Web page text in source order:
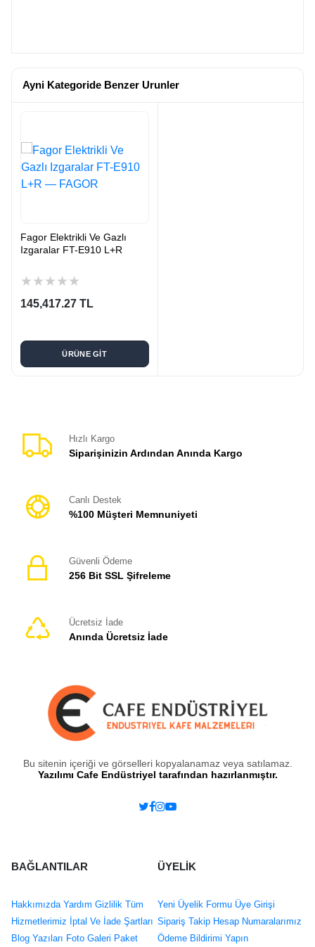
Ayni Kategoride Benzer Urunler
Fagor Elektrikli Ve Gazlı
Izgaralar FT-E910 L+R
★★★★★
145,417.27 TL
ÜRÜNE GİT
Hızlı Kargo
Siparişinizin Ardından Anında Kargo
Canlı Destek
%100 Müşteri Memnuniyeti
Güvenli Ödeme
256 Bit SSL Şifreleme
Ücretsiz İade
Anında Ücretsiz İade
Bu sitenin içeriği ve görselleri kopyalanamaz veya satılamaz.
Yazılımı Cafe Endüstriyel tarafından hazırlanmıştır.
BAĞLANTILAR
HakkımızdaYardım Gizlilik Tüm
Hizmetlerimiz İptal Ve İade Şartları
Blog Yazıları Foto Galeri Paket
ÜYELİK
Yeni Üyelik Formu Üye Girişi
Sipariş Takip Hesap Numaralarımız
Ödeme Bildirimi Yapın